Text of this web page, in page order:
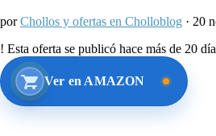
porChollos y ofertas en Cholloblog · 20
! Esta oferta se publicó hace más de 20
Ver en AMAZON